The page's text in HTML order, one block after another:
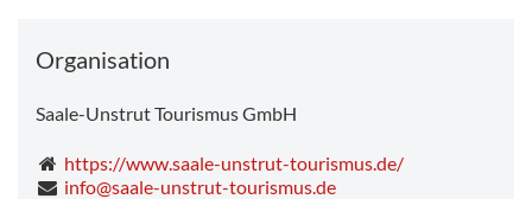
Organisation
Saale-Unstrut Tourismus GmbH
https://www.saale-unstrut-tourismus.de/
info@saale-unstrut-tourismus.de